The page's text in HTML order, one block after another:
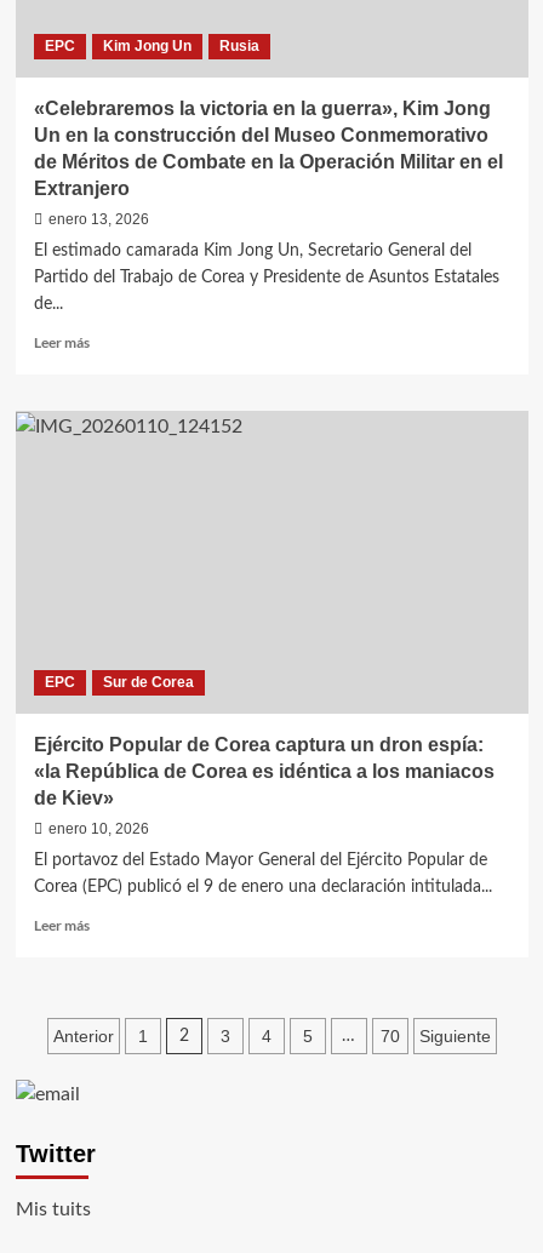
para
disuasivo
de
guerra
nuclear»
EPC Kim Jong Un Rusia
«Celebraremos la victoria en la guerra», Kim Jong
Un en la construcción del Museo Conmemorativo
de Méritos de Combate en la Operación Militar en el
Extranjero
enero 13, 2026
El estimado camarada Kim Jong Un, Secretario General del
Partido del Trabajo de Corea y Presidente de Asuntos Estatales
de...
Leer másLeer
«Celebraremos
la
del
de
Méritos
de
Combate
la
Operación
EPC Sur de Corea
Ejército Popular de Corea captura un dron espía:
«la República de Corea es idéntica a los maniacos
de Kiev»
enero 10, 2026
El portavoz del Estado Mayor General del Ejército Popular de
Corea (EPC) publicó el 9 de enero una declaración intitulada...
Leer másLeer
Popular
de
espía:
«la
Paginación
de
Anterior 1 2 3 4 5 … 70 Siguiente
Twitter
Mis tuits